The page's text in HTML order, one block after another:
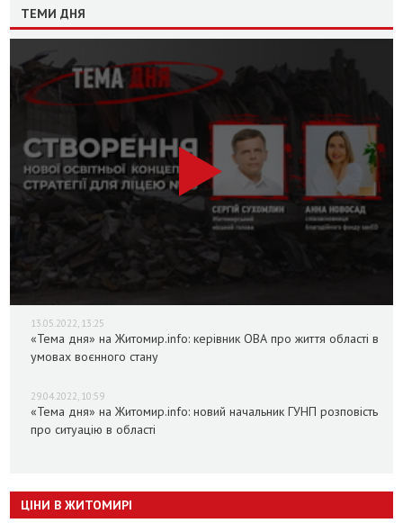
ТЕМИ ДНЯ
13.05.2022, 13:25
«Тема дня» на Житомир.info: керівник ОВА про життя області в
умовах воєнного стану
29.04.2022, 10:59
«Тема дня» на Житомир.info: новий начальник ГУНП розповість
про ситуацію в області
ЦІНИ В ЖИТОМИРІ